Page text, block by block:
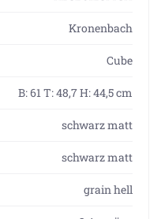
Kronenbach
Cube
B: 61 T: 48,7 H: 44,5 cm
schwarz matt
schwarz matt
grain hell